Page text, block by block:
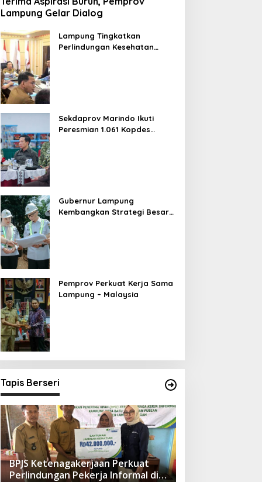
Lampung Gelar Dialog
Lampung Tingkatkan
Perlindungan Kesehatan
Sekdaprov Marindo Ikuti
Peresmian 1.061 Kopdes
Gubernur Lampung
Kembangkan Strategi Besar
Pemprov Perkuat Kerja Sama
Lampung – Malaysia
Tapis Berseri
BPJS Ketenagakerjaan Perkuat
Perlindungan Pekerja Informal di